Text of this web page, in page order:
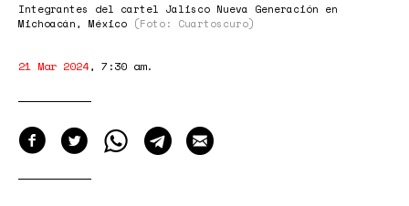
Integrantes del cartel Jalisco Nueva Generación en
Michoacán, México (Foto: Cuartoscuro)
21 Mar 2024, 7:30 am.